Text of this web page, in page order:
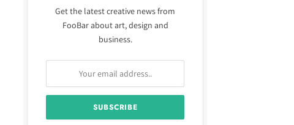
Get the latest creative news from
FooBar about art, design and
business.